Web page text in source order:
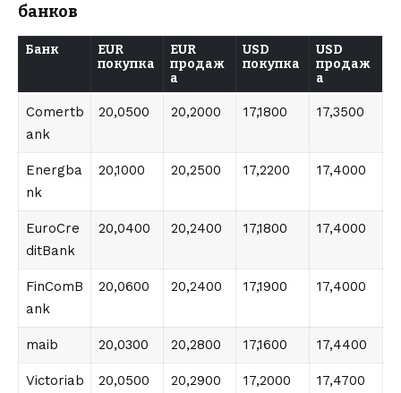
банков
Банк
EUR
покупка
EUR
продаж
а
USD
покупка
USD
продаж
а
Comertb
ank
20,0500 20,2000 17,1800 17,3500
Energba
nk
20,1000 20,2500 17,2200 17,4000
EuroCre
ditBank
20,0400 20,2400 17,1800 17,4000
FinComB
ank
20,0600 20,2400 17,1900 17,4000
maib 20,0300 20,2800 17,1600 17,4400
Victoriab
20,0500 20,2900 17,2000 17,4700